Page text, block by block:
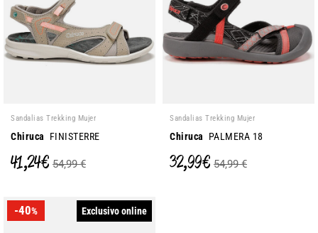
Sandalias Trekking Mujer
Chiruca FINISTERRE
41,24 € 54,99 €
Sandalias Trekking Mujer
Chiruca PALMERA 18
32,99 € 54,99 €
-40% Exclusivo online